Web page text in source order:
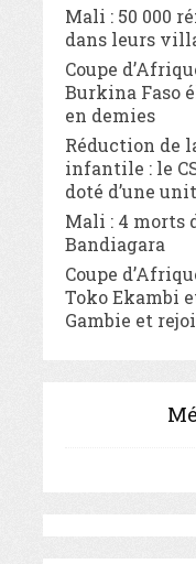
Mali : 50 000
dans leurs
Coupe
Burkina Faso
en demies
Réduction de
infantile : le
doté d’une
Mali : 4 morts
Bandiagara
Coupe
Toko Ekambi
Gambie et